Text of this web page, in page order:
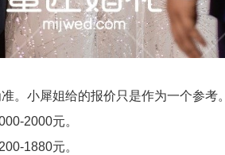
小犀姐给的报价只是作为一个参考。
2000元。
1880元。